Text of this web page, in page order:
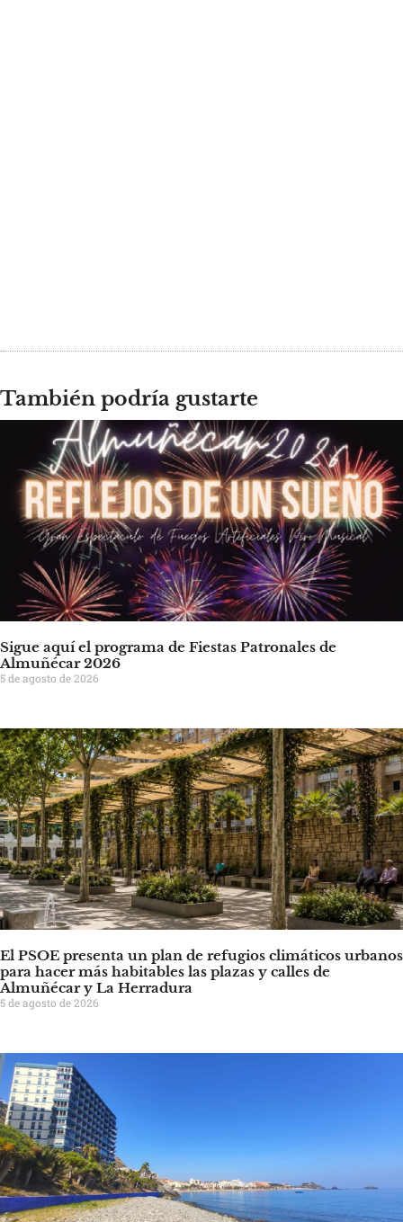
También podría gustarte
Sigue aquí el programa de Fiestas Patronales de
Almuñécar 2026
5 de agosto de 2026
El PSOE presenta un plan de refugios climáticos urbanos
para hacer más habitables las plazas y calles de
Almuñécar y La Herradura
5 de agosto de 2026